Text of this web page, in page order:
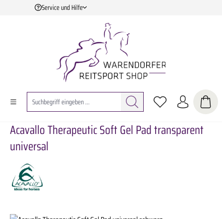
Zum Hauptinhalt springen
Service und Hilfe
Acavallo Therapeutic Soft Gel Pad transparent
universal